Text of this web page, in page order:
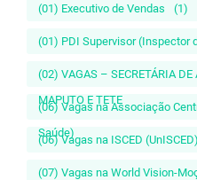
(01) Executivo de Vendas (1)
(01) PDI Supervisor (Inspector
(02) VAGAS – SECRETÁRIA
MAPUTO E TETE
(06) Vagas na Associação
Saúde)
(06) Vagas na ISCED (UnISCED)
(07) Vagas na World Vision-